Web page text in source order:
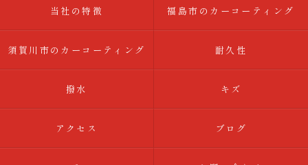
当社の特徴 福島市のカーコーティング
須賀川市のカーコーティング 耐久性
撥水 キズ
アクセス ブログ